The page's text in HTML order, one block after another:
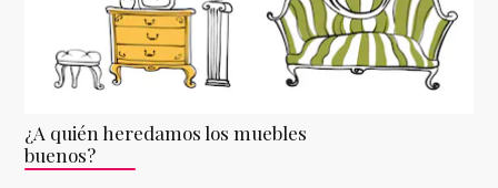
¿A quién heredamos los muebles
buenos?